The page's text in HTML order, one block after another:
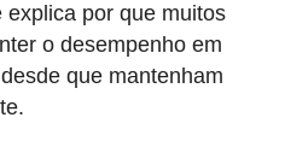
por que muitos
o desempenho em
que mantenham